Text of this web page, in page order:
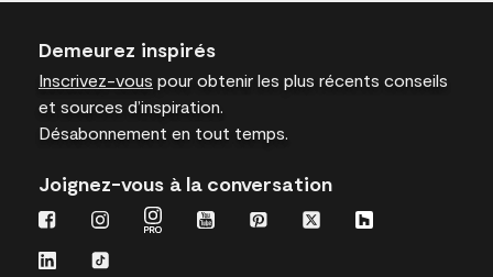
Demeurez inspirés
Inscrivez-vous pour obtenir les plus récents conseils
et sources d’inspiration.
Désabonnement en tout temps.
Joignez-vous à la conversation